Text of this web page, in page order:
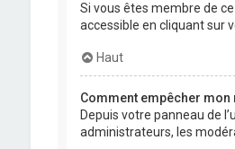
Si vous êtes membre de
accessible en cliquant sur
Haut
Comment empêcher
Depuis votre panneau de
administrateurs, les